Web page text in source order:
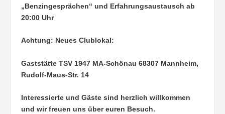
„Benzingesprächen“ und Erfahrungsaustausch ab
20:00 Uhr
Achtung: Neues Clublokal:
Gaststätte TSV 1947 MA-Schönau68307 Mannheim,
Rudolf-Maus-Str. 14
Interessierte und Gäste sind herzlich willkommen
und wir freuen uns über euren Besuch.